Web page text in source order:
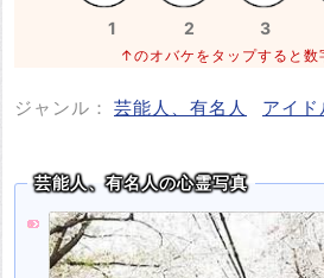
1 2 3
↑のオバケをタップすると数
ジャンル： 芸能人、有名人 アイ
芸能人、有名人の心霊写真